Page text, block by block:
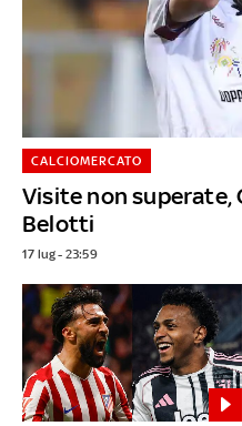
Visite non superate,
Belotti
CALCIOMERCATO
17 lug - 23:59